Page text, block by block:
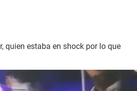
quien estaba en shock por lo que